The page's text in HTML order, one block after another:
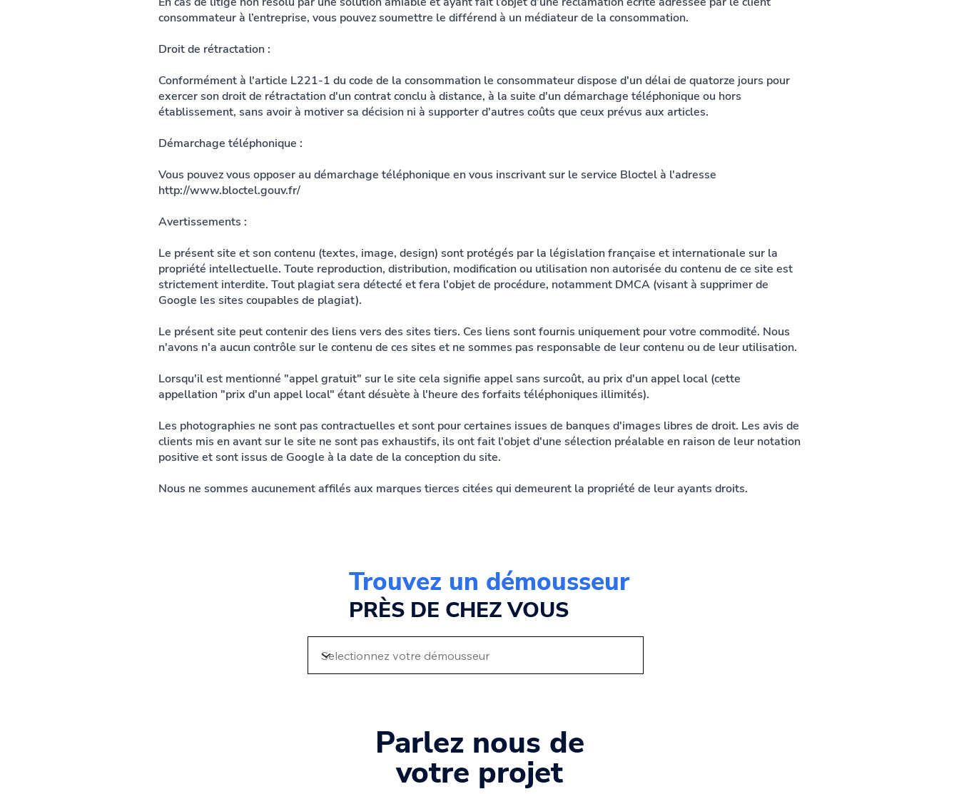
consommateur à l’entreprise, vous pouvez soumettre le différend à un médiateur de la consommation.
Droit de rétractation :
Conformément à l'article L221-1 du code de la consommation le consommateur dispose d'un délai de quatorze jours pour
exercer son droit de rétractation d'un contrat conclu à distance, à la suite d'un démarchage téléphonique ou hors
établissement, sans avoir à motiver sa décision ni à supporter d'autres coûts que ceux prévus aux articles.
Démarchage téléphonique :
Vous pouvez vous opposer au démarchage téléphonique en vous inscrivant sur le service Bloctel à l'adresse
http://www.bloctel.gouv.fr/
Avertissements :
Le présent site et son contenu (textes, image, design) sont protégés par la législation française et internationale sur la
propriété intellectuelle. Toute reproduction, distribution, modification ou utilisation non autorisée du contenu de ce site est
strictement interdite. Tout plagiat sera détecté et fera l'objet de procédure, notamment DMCA (visant à supprimer de
Google les sites coupables de plagiat).
Le présent site peut contenir des liens vers des sites tiers. Ces liens sont fournis uniquement pour votre commodité. Nous
n'avons n'a aucun contrôle sur le contenu de ces sites et ne sommes pas responsable de leur contenu ou de leur utilisation.
Lorsqu'il est mentionné "appel gratuit" sur le site cela signifie appel sans surcoût, au prix d'un appel local (cette
appellation "prix d'un appel local" étant désuète à l'heure des forfaits téléphoniques illimités).
Les photographies ne sont pas contractuelles et sont pour certaines issues de banques d'images libres de droit. Les avis de
clients mis en avant sur le site ne sont pas exhaustifs, ils ont fait l'objet d'une sélection préalable en raison de leur notation
positive et sont issus de Google à la date de la conception du site.
Nous ne sommes aucunement affilés aux marques tierces citées qui demeurent la propriété de leur ayants droits.
Trouvez un démousseur
PRÈS DE CHEZ VOUS
Parlez nous de
votre projet